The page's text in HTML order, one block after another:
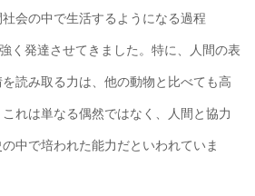
会の中で生活するようになる過程
く発達させてきました。特に、人間の表
読み取る力は、他の動物と比べても高
れは単なる偶然ではなく、人間と協力
中で培われた能力だといわれていま